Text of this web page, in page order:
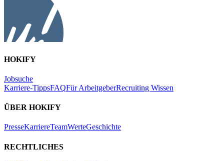
HOKIFY
Jobsuche
Karriere-TippsFAQFür ArbeitgeberRecruiting Wissen
ÜBER HOKIFY
PresseKarriereTeamWerteGeschichte
RECHTLICHES